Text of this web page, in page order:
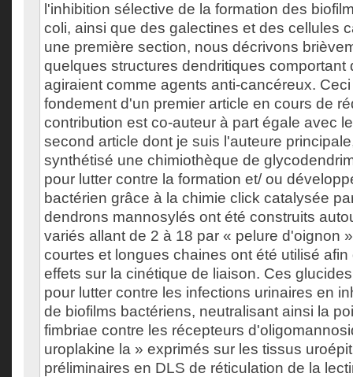
l'inhibition sélective de la formation des
coli, ainsi que des galectines et des cellules
une première section, nous décrivons
quelques structures dendritiques comportant
agiraient comme agents anti-cancéreux.
fondement d'un premier article en cours de
contribution est co-auteur à part égale avec
second article dont je suis l'auteure
synthétisé une chimiothèque de
pour lutter contre la formation et/ ou
bactérien grâce à la chimie click catalysée
dendrons mannosylés ont été construits
variés allant de 2 à 18 par « pelure d'oignon
courtes et longues chaines ont été utilisé
effets sur la cinétique de liaison. Ces
pour lutter contre les infections urinaires en
de biofilms bactériens, neutralisant ainsi la
fimbriae contre les récepteurs
uroplakine la » exprimés sur les tissus
préliminaires en DLS de réticulation de la